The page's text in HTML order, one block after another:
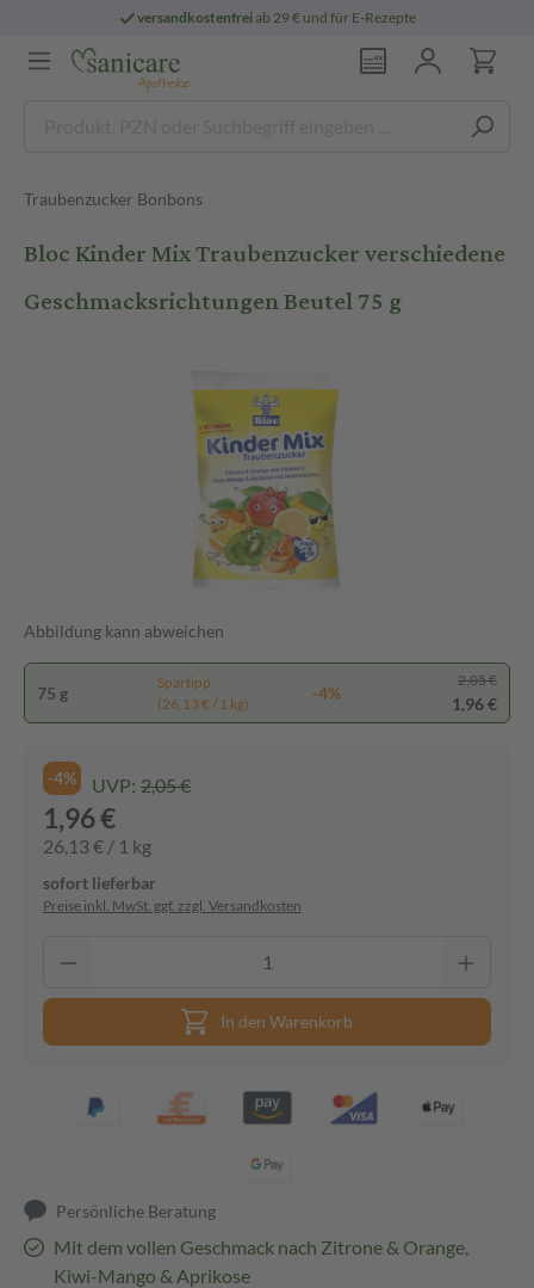
versandkostenfreiab 29 € und für E-Rezepte
Traubenzucker Bonbons
Bloc Kinder Mix Traubenzucker verschiedene
Geschmacksrichtungen Beutel 75 g
Abbildung kann abweichen
75 g
Spartipp
(26,13 € / 1 kg)
-4%
2,05 €
1,96 €
-4% UVP: 2,05 €
1,96 €
26,13 € / 1 kg
sofort lieferbar
Preise inkl. MwSt. ggf. zzgl. Versandkosten
In den Warenkorb
Persönliche Beratung
Mit dem vollen Geschmack nach Zitrone & Orange,
Kiwi-Mango & Aprikose